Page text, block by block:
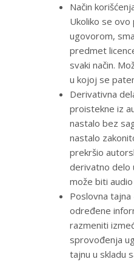
Način
Ukoliko se
ugovorom,
predmet
svaki način.
u kojoj se
Derivativna
proistekne iz
nastalo bez
nastalo
prekršio
derivatno delo
može biti
Poslovna
određene
razmeniti
sprovođenja
tajnu u skladu